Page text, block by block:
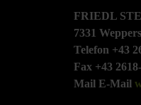
FRIEDL
7331
Telefon +43
Fax +43
Mail E-Mail